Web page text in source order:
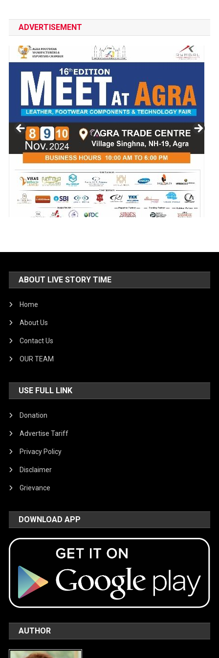
ADVERTISEMENT
ABOUT LIVE STORY TIME
Home
About Us
Contact Us
OUR TEAM
USE FULL LINK
Donation
Advertise Tariff
Privacy Policy
Disclaimer
Grievance
DOWNLOAD APP
AUTHOR